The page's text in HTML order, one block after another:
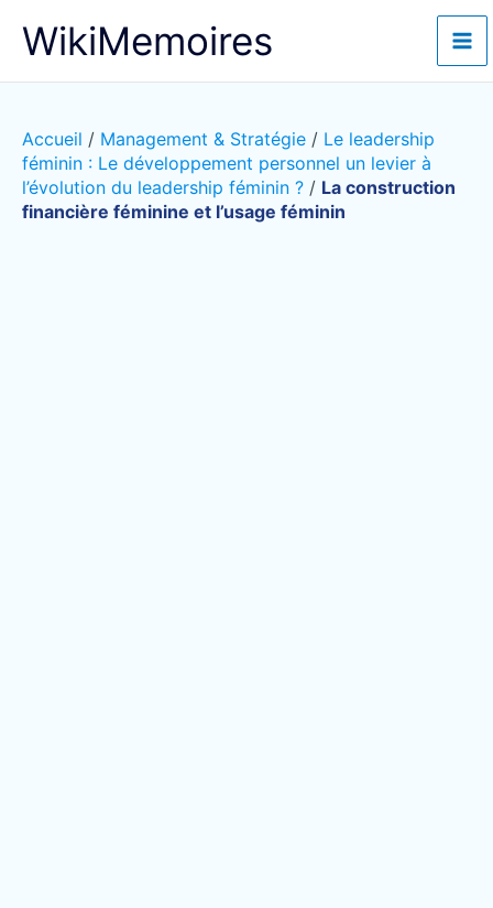
WikiMemoires
Accueil / Management & Stratégie / Le leadership
féminin : Le développement personnel un levier à
l’évolution du leadership féminin ? / La construction
financière féminine et l’usage féminin